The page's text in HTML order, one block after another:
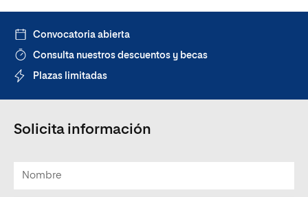
Convocatoria abierta
Consulta nuestros descuentos y becas
Plazas limitadas
Solicita información